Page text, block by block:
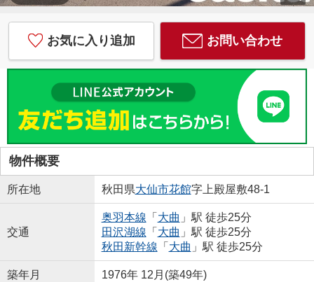
お気に入り追加 お問い合わせ
物件概要
所在地 秋田県大仙市花館字上殿屋敷48-1
交通
奥羽本線 「 大曲 」駅 徒歩25分
田沢湖線 「 大曲 」駅 徒歩25分
秋田新幹線 「 大曲 」駅 徒歩25分
築年月 1976年 12月(築49年)